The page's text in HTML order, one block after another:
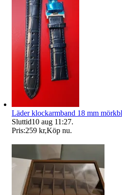
Läder klockarmband 18 mm
Sluttid10 aug 11:27.
Pris:259 kr,Köp nu.